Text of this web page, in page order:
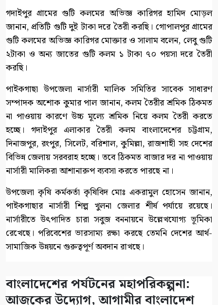
গদাইপুর গ্রামের গুটি কলমের অভিজ্ঞ কারিগর হামিদ মোড়ল
জানান, প্রতিটি গুটি দুই টাকা দরে তৈরী করছি। গোপালপুর গ্রামের
গুটি কলমের অভিজ্ঞ কারিগর মোক্তার ও সালাম বলেন, লেবু গুটি
২টাকা ও অন্য জাতের গুটি কলম ১ টাকা ৭০ পয়সা দরে তৈরী
করছি।
পাইকগাছা উপজেলা নার্সারী মালিক সমিতির সাবেক সাধারণ
সম্পাদক অশোক কুমার পাল জানান, কলম তৈরীর শ্রমিক ঠিকমত
না পাওয়ায় কারণে উচ্চ মূল্যে শ্রমিক নিয়ে কলম তৈরী করতে
হচ্ছে। গদাইপুর এলাকার তৈরী কলম বাংলাদেশের চট্টগ্রাম,
দিনাজপুর, রংপুর, সিলেট, বরিশাল, কুমিল্লা, রাজশাহী সহ দেশের
বিভিন্ন জেলায় সরবরাহ হচ্ছে। তবে ঠিকমত বাজার দর না পাওয়ায়
নার্সারী মালিকরা আশানারুপ ব্যবসা করতে পারছে না।
উপজেলা কৃষি কর্মকর্তা কৃষিবিদ মোঃ একরামুল হোসেন জানান,
পাইকগাছার নার্সারী শিল্প খুলনা জেলার শীর্ষ পর্যায়ে রয়েছে।
নার্সারীতে উৎপাদিত চারা সবুজ বননায়নে উল্লেখযোগ্য ভূমিকা
রেখেছে। পরিবেশের ভারসাম্য রক্ষা করছে তেমনি দেশের আর্থ-
সামাজিক উন্নয়নে গুরুত্বপূর্ণ অবদান রাখছে।
বাংলাদেশের পর্যটনের মহাপরিকল্পনা:
আজকের উদ্যোগ, আগামীর বাংলাদেশ